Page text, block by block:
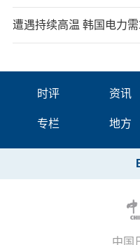
遭遇持续高温 韩国电力
时评 资讯
专栏 地方
中国